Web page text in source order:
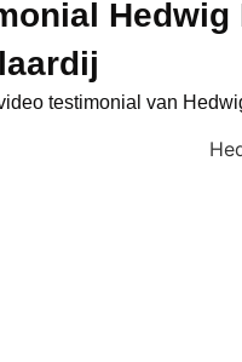
Hedwig
testimonial van